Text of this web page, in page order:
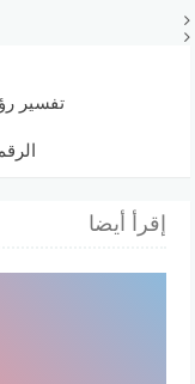
تفسير
إقرأ أيضا